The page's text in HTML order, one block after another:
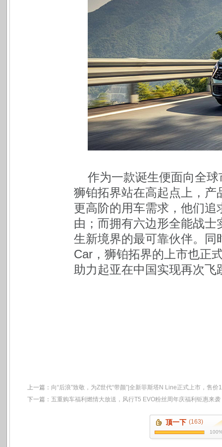
作为一款诞生便面向全
狮铂拓界站在高起点上，
更高阶的用车需求，他们
由；而拥有六边形全能战
生新境界的最可靠伙伴。同
Car，狮铂拓界的上市也正
助力起亚在中国实现再次飞
上一篇： 向“后浪”致敬，为Z世代“带颜”|全新菲斯塔N Line正式上市，售价
下一篇： 五重购车福利燃情大放送，风行T5 EVO粉丝周年庆福利钜惠来袭
顶一下 (163)